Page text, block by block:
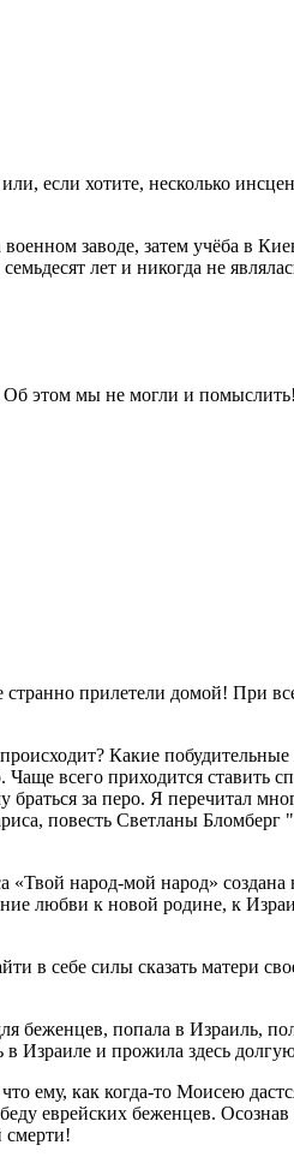
если хотите, несколько
заводе, затем учёба в
лет и никогда не
этом мы не могли и
прилетели домой! При
Какие
всего приходится ставить
браться за перо. Я перечитал
повесть Светланы
«Твой народ-мой народ»
любви к новой родине, к
в себе силы сказать матери
беженцев, попала в Израиль,
Израиле и прожила здесь
ему, как когда-то Моисею
еврейских беженцев.
смерти!